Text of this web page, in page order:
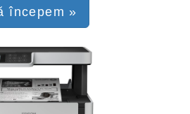
începem »